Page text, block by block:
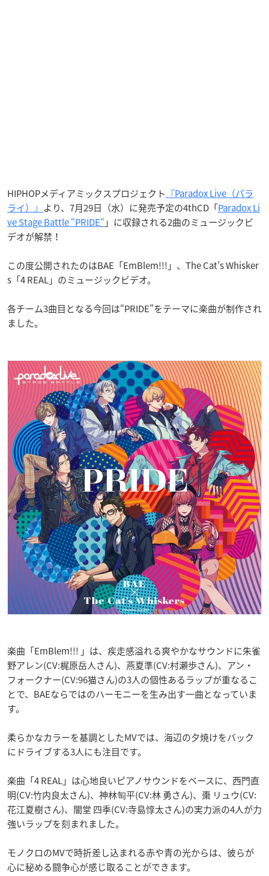
HIPHOPメディアミックスプロジェクト 『Paradox Live（パラ
ライ）』 より、7月29日（水）に発売予定の4thCD「Paradox Li
ve Stage Battle “PRIDE“ 」に収録される2曲のミュージックビ
デオが解禁！
この度公開されたのはBAE「EmBlem!!!」、The Cat’s Whisker
s「4 REAL」のミュージックビデオ。
各チーム3曲目となる今回は“PRIDE”をテーマに楽曲が制作され
ました。
楽曲「EmBlem!!! 」は、疾走感溢れる爽やかなサウンドに朱雀
野アレン(CV:梶原岳人さん)、燕夏準(CV:村瀬歩さん)、アン・
フォークナー(CV:96猫さん)の3人の個性あるラップが重なるこ
とで、BAEならではのハーモニーを生み出す一曲となっていま
す。
柔らかなカラーを基調としたMVでは、海辺の夕焼けをバック
にドライブする3人にも注目です。
楽曲「4 REAL」は心地良いピアノサウンドをベースに、西門直
明(CV:竹内良太さん)、神林匋平(CV:林 勇さん)、棗 リュウ(CV:
花江夏樹さん)、闇堂 四季(CV:寺島惇太さん)の実力派の4人が力
強いラップを刻まれました。
モノクロのMVで時折差し込まれる赤や青の光からは、彼らが
心に秘める闘争心が感じ取ることができます。